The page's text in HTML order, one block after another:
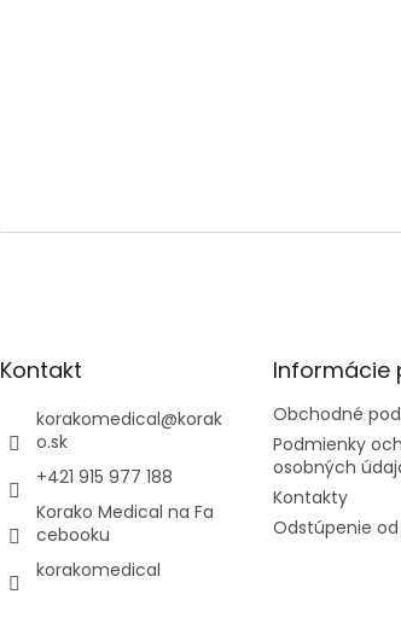
Kontakt
korakomedical@korak
o.sk
+421 915 977 188
Korako Medical na Fa
cebooku
korakomedical
Informácie
Obchodné
Podmienky
osobných
Kontakty
Odstúpenie